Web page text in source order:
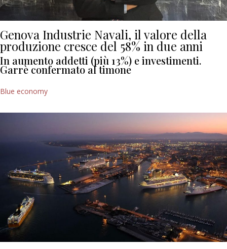
Genova Industrie Navali, il valore della
produzione cresce del 58% in due anni
In aumento addetti (più 13%) e investimenti.
Garrè confermato al timone
Blue economy